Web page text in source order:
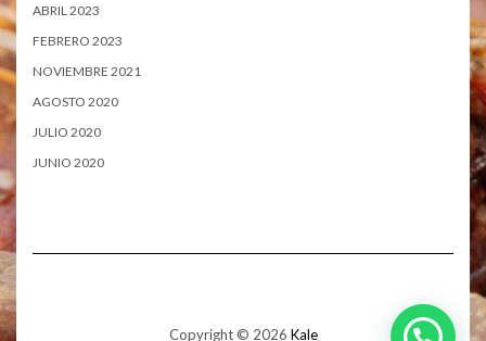
ABRIL 2023
FEBRERO 2023
NOVIEMBRE 2021
AGOSTO 2020
JULIO 2020
JUNIO 2020
Copyright © 2026 Kale